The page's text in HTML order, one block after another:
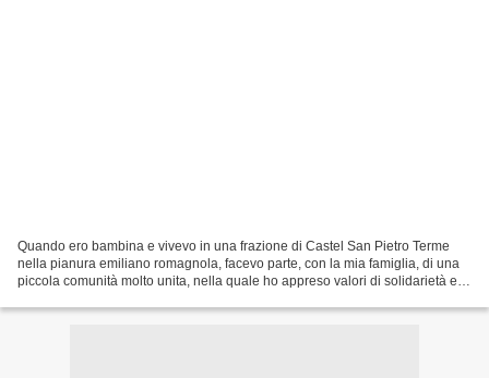
Quando ero bambina e vivevo in una frazione di Castel San Pietro Terme
nella pianura emiliano romagnola, facevo parte, con la mia famiglia, di una
piccola comunità molto unita, nella quale ho appreso valori di solidarietà e